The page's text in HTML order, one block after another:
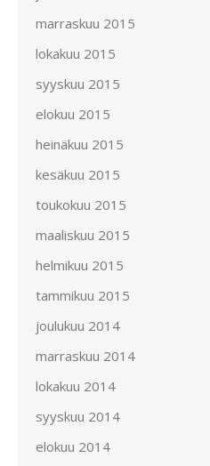
marraskuu 2015
lokakuu 2015
syyskuu 2015
elokuu 2015
heinäkuu 2015
kesäkuu 2015
toukokuu 2015
maaliskuu 2015
helmikuu 2015
tammikuu 2015
joulukuu 2014
marraskuu 2014
lokakuu 2014
syyskuu 2014
elokuu 2014